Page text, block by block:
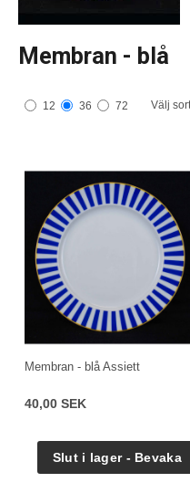
Membran - blå
12 36 72 Välj
Membran - blå Assiett
40,00 SEK